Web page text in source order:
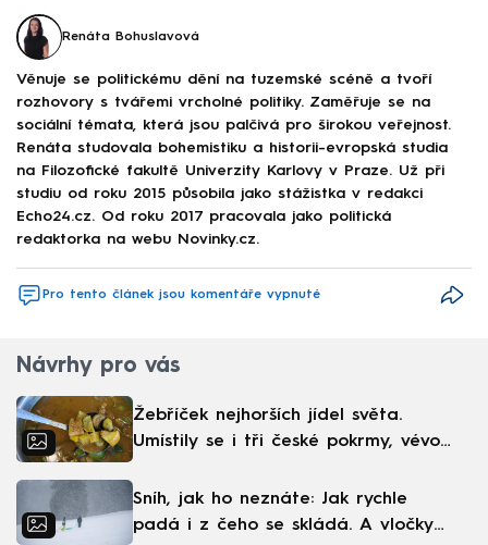
Renáta Bohuslavová
Věnuje se politickému dění na tuzemské scéně a tvoří
rozhovory s tvářemi vrcholné politiky. Zaměřuje se na
sociální témata, která jsou palčivá pro širokou veřejnost.
Renáta studovala bohemistiku a historii-evropská studia
na Filozofické fakultě Univerzity Karlovy v Praze. Už při
studiu od roku 2015 působila jako stážistka v redakci
Echo24.cz. Od roku 2017 pracovala jako politická
redaktorka na webu Novinky.cz.
Pro tento článek jsou komentáře vypnuté
Návrhy pro vás
Žebříček nejhorších jídel světa.
Umístily se i tři české pokrmy, vévodí
Sníh, jak ho neznáte: Jak rychle
padá i z čeho se skládá. A vločky